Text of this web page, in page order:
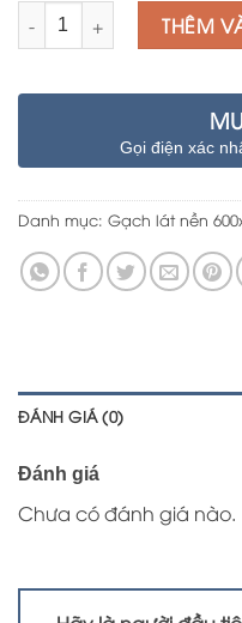
Số lượng THÊM
Gọi điện xác
Danh mục: Gạch lát nền
ĐÁNH GIÁ (0)
Đánh giá
Chưa có đánh giá nào.